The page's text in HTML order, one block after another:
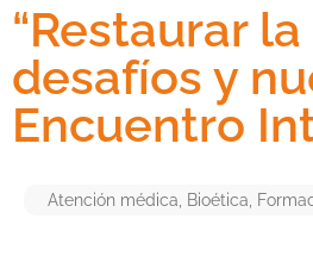
“Restaurar
desafíos y
Encuentro
Atención médica Bioética